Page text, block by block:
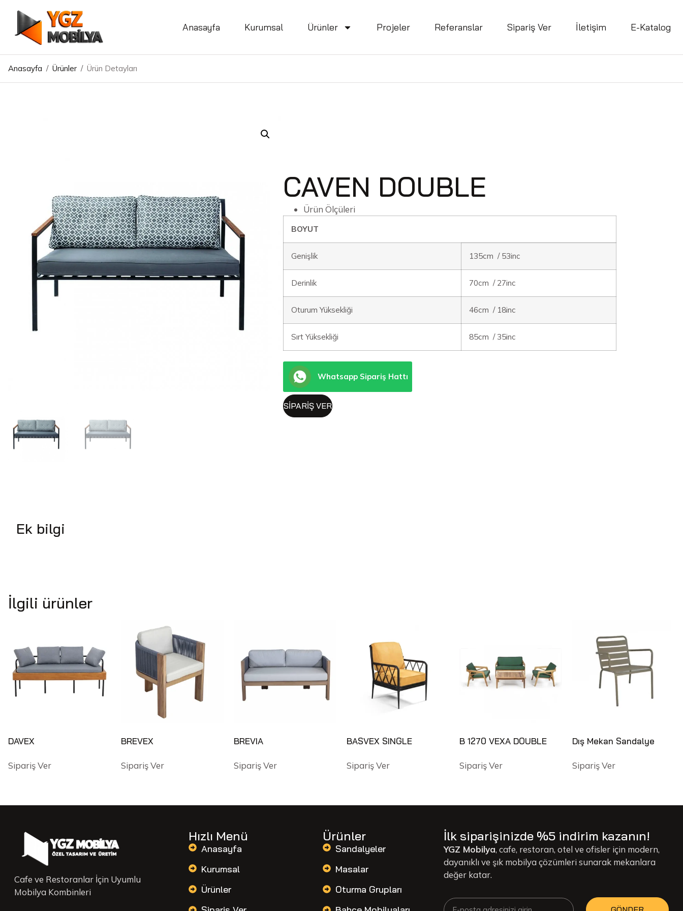
Anasayfa Kurumsal Ürünler Projeler Referanslar Sipariş Ver İletişim E-Katalog
Anasayfa / Ürünler / Ürün Detayları
CAVEN DOUBLE
Ürün Ölçüleri
BOYUT
Genişlik 135cm / 53inc
Derinlik 70cm / 27inc
Oturum Yüksekliği 46cm / 18inc
Sırt Yüksekliği 85cm / 35inc
Whatsapp Sipariş Hattı
SIPARIŞ VER
Ek bilgi
İlgili ürünler
DAVEX
Sipariş Ver
BREVEX
Sipariş Ver
BREVIA
Sipariş Ver
BASVEX SINGLE
Sipariş Ver
B 1270 VEXA DOUBLE
Sipariş Ver
Dış Mekan Sandalye
Sipariş Ver
Cafe ve Restoranlar İçin Uyumlu
Mobilya Kombinleri
Hızlı Menü
Anasayfa
Kurumsal
Ürünler
Ürünler
Sandalyeler
Masalar
Oturma Grupları
İlk siparişinizde %5 indirim kazanın!
YGZ Mobilya, cafe, restoran, otel ve ofisler için modern,
dayanıklı ve şık mobilya çözümleri sunarak mekanlara
değer katar.